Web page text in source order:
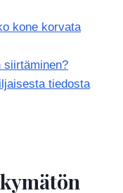
kone korvata
siirtäminen?
tiedosta